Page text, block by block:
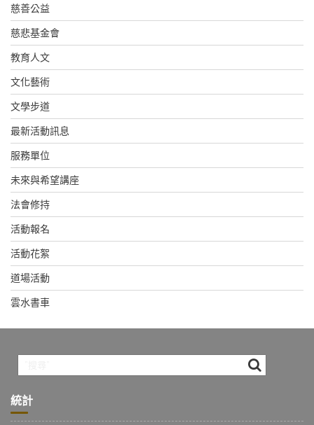
慈善公益
慈悲基金會
教育人文
文化藝術
文學步道
最新活動訊息
服務單位
未來與希望講座
法會修持
活動報名
活動花絮
道場活動
雲水書車
統計